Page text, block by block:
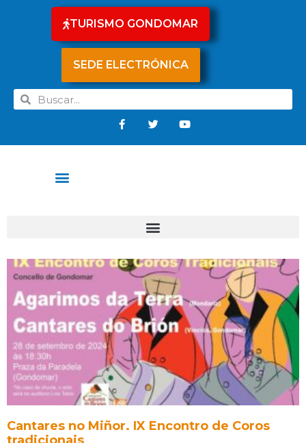
TURISMO GONDOMAR
SEDE ELECTRÓNICA
Cantares no Miñor. IX Encontro de Coros